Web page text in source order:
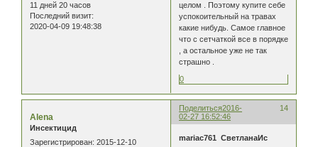
11 дней 20 часов
Последний визит:
2020-04-09 19:48:38
целом . Поэтому купите себе
успокоительный на травах
какие нибудь. Самое главное
что с сетчаткой все в порядке
, а остальное уже не так
страшно .
0
Поделиться 14
2016-
02-27 16:52:46
Alena
Инсектицид
Зарегистрирован: 2015-12-10
mariac761 СветланаИс